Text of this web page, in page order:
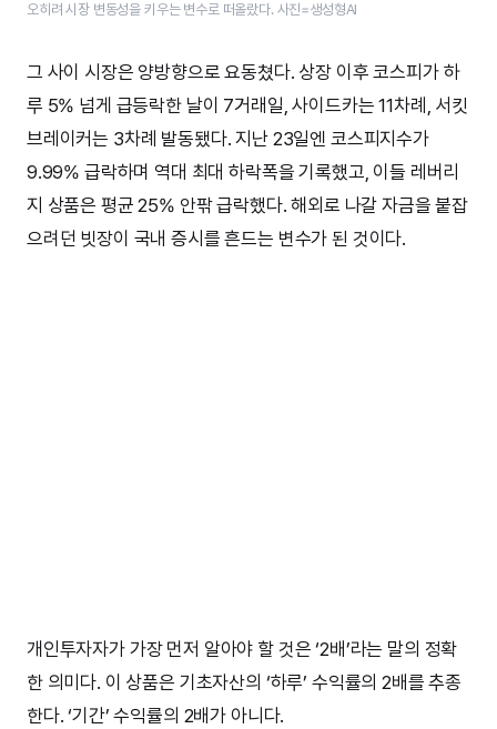
오히려 시장 변동성을 키우는 변수로 떠올랐다. 사진=생성형AI
그 사이 시장은 양방향으로 요동쳤다. 상장 이후 코스피가 하
루 5% 넘게 급등락한 날이 7거래일, 사이드카는 11차례, 서킷
브레이커는 3차례 발동됐다. 지난 23일엔 코스피지수가
9.99% 급락하며 역대 최대 하락폭을 기록했고, 이들 레버리
지 상품은 평균 25% 안팎 급락했다. 해외로 나갈 자금을 붙잡
으려던 빗장이 국내 증시를 흔드는 변수가 된 것이다.
개인투자자가 가장 먼저 알아야 할 것은 ‘2배’라는 말의 정확
한 의미다. 이 상품은 기초자산의 ‘하루’ 수익률의 2배를 추종
한다. ‘기간’ 수익률의 2배가 아니다.